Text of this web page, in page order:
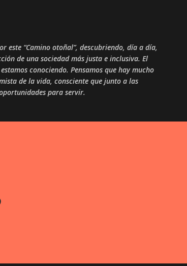
este “Camino otoñal”, descubriendo, día a día,
de una sociedad más justa e inclusiva. El
conociendo. Pensamos que hay mucho
de la vida, consciente que junto a las
para servir.